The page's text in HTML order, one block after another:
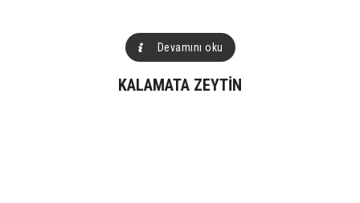
Devamını oku
KALAMATA ZEYTIN